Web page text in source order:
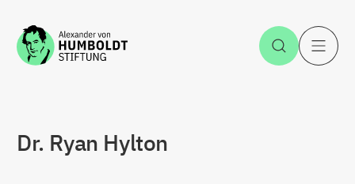
Zum Inhalt springen Suche
Dr. Ryan Hylton